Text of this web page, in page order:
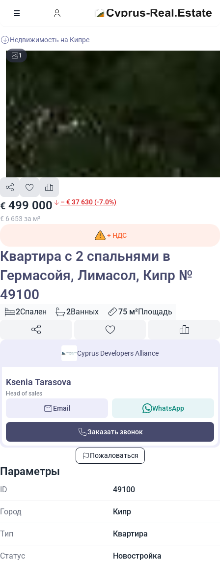
Недвижимость на Кипре
1
€ 499 000 – € 37 630 (-7.0%)
€ 6 653 за м²
+ НДС
Квартира с 2 спальнями в
Гермасойя, Лимасол, Кипр №
49100
2Спален 2Ванных 75 м²Площадь
Cyprus Developers Alliance
Ksenia Tarasova
Head of sales
Email WhatsApp
Заказать звонок
Пожаловаться
Параметры
ID 49100
Город Кипр
Тип Квартира
Статус Новостройка